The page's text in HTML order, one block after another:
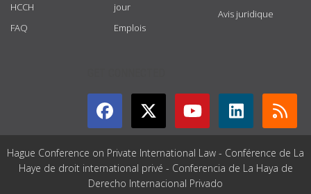
HCCH
FAQ
jour
Emplois
Avis juridique
Hague Conference on Private International Law - Conférence de La
Haye de droit international privé - Conferencia de La Haya de
Derecho Internacional Privado